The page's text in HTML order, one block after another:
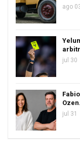
ago
jul 30
jul 31